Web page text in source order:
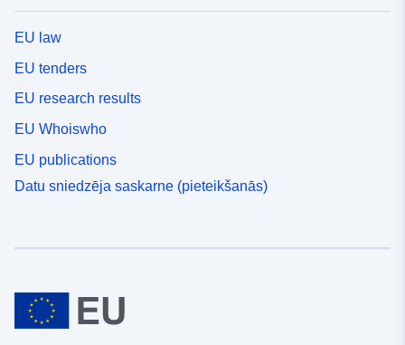
EU law
EU tenders
EU research results
EU Whoiswho
EU publications
Datu sniedzēja saskarne (pieteikšanās)